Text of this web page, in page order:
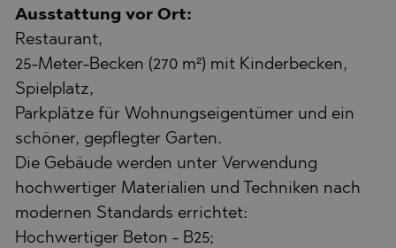
Ausstattung vor Ort:
Restaurant,
25-Meter-Becken (270 m²) mit Kinderbecken,
Spielplatz,
Parkplätze für Wohnungseigentümer und ein
schöner, gepflegter Garten.
Die Gebäude werden unter Verwendung
hochwertiger Materialien und Techniken nach
modernen Standards errichtet:
Hochwertiger Beton - B25;